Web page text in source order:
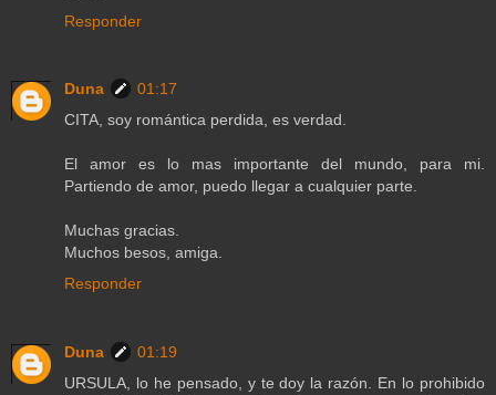
Responder
Duna
01:17
CITA, soy romántica perdida, es verdad.
El amor es lo mas importante del mundo, para mi.
Partiendo de amor, puedo llegar a cualquier parte.
Muchas gracias.
Muchos besos, amiga.
Responder
Duna
01:19
URSULA, lo he pensado, y te doy la razón. En lo prohibido